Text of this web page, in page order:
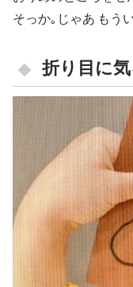
そっか｡じゃあ もう
折り目に